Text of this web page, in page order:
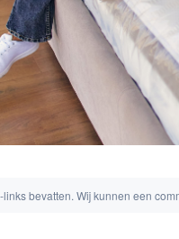
bevatten. Wij kunnen een